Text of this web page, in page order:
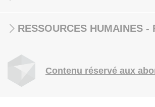
RESSOURCES HUMAINES -
Contenu réservé aux